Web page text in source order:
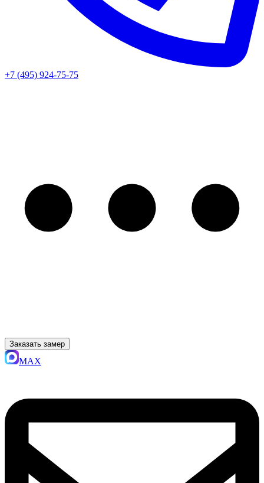
+7 (495) 924-75-75
Заказать замер
MAX